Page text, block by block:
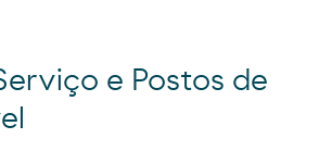
e Postos de